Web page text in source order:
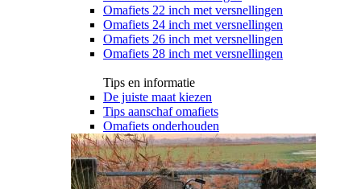
Omafiets 22 inch met versnellingen
Omafiets 24 inch met versnellingen
Omafiets 26 inch met versnellingen
Omafiets 28 inch met versnellingen
Tips en informatie
De juiste maat kiezen
Tips aanschaf omafiets
Omafiets onderhouden